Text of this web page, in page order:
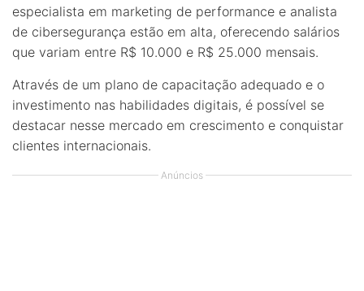
especialista em marketing de performance e analista
de cibersegurança estão em alta, oferecendo salários
que variam entre R$ 10.000 e R$ 25.000 mensais.
Através de um plano de capacitação adequado e o
investimento nas habilidades digitais, é possível se
destacar nesse mercado em crescimento e conquistar
clientes internacionais.
Anúncios